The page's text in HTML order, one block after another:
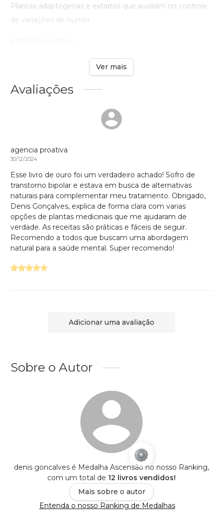
Plantas adaptógenas e extratos que auxiliam no controle
de variações de humor.
Ver mais
Avaliações
agencia proativa
30/12/2024
Esse livro de ouro foi um verdadeiro achado! Sofro de
transtorno bipolar e estava em busca de alternativas
naturais para complementar meu tratamento. Obrigado,
Denis Gonçalves, explica de forma clara com varias
opções de plantas medicinais que me ajudaram de
verdade. As receitas são práticas e fáceis de seguir.
Recomendo a todos que buscam uma abordagem
natural para a saúde mental. Super recomendo!
Adicionar uma avaliação
Sobre o Autor
denis goncalves é Medalha Ascensão no nosso Ranking,
com um total de 12 livros vendidos!
Mais sobre o autor
Entenda o nosso Ranking de Medalhas